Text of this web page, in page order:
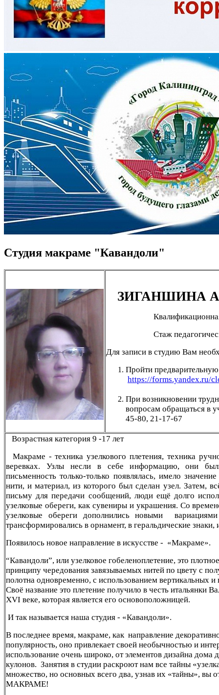
Студия макраме "Кавандоли"
ЗИГАНШИНА
Стаж
Для записи в студию Вам
Пройти
https://forms.yandex.ru/
При возникновении
вопросам обращаться в
45-80, 21-17-67
Возрастная категория 9 -17 лет
Макраме - техника узелкового плетения, техника
веревках. Узлы несли в себе информацию, они
письменность только-только появлялась, имело
нити, и материал, из которого был сделан узел. Затем,
письму для передачи сообщений, люди ещё долго
узелковые обереги, как сувениры и украшения. Со
узелковые обереги дополнились новыми
трансформировались в орнамент, в геральдические знаки,
Появилось новое направление в искусстве - «Макраме».
“Кавандоли”, или узелковое гобеленоплетение, это
принципу чередования завязываемых нитей по цвету с
полотна одновременно, с использованием вертикальных
Своё название это плетение получило в честь итальянки
XVI веке, которая является его основоположницей.
И так называется наша студия - «Кавандоли».
В последнее время, макраме, как направление
популярность, оно привлекает своей необычностью и
использование очень широко, от элементов дизайна дома
кулонов. Занятия в студии раскроют нам все тайны
множество, но основных всего два, узнав их «тайны», вы
МАКРАМЕ!